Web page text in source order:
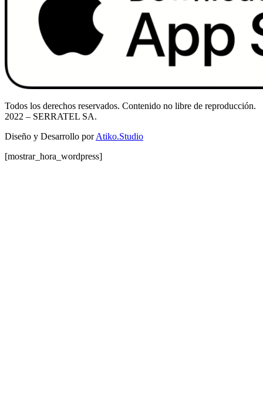
Todos los derechos reservados. Contenido no libre de reproducción.
2022 – SERRATEL SA.
Diseño y Desarrollo porAtiko.Studio
[mostrar_hora_wordpress]